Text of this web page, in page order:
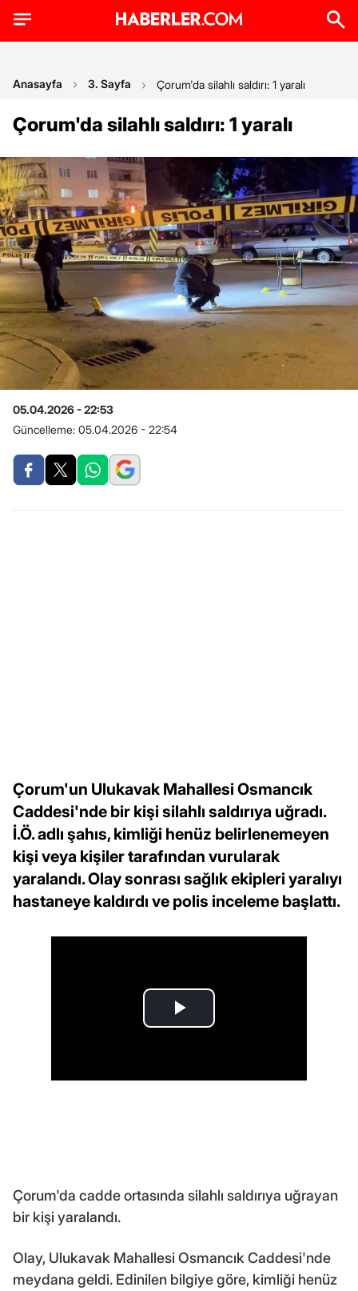
Anasayfa 3. Sayfa Çorum'da silahlı saldırı: 1 yaralı
Çorum'da silahlı saldırı: 1 yaralı
05.04.2026 - 22:53
Güncelleme: 05.04.2026 - 22:54
Çorum'un Ulukavak Mahallesi Osmancık
Caddesi'nde bir kişi silahlı saldırıya uğradı.
İ.Ö. adlı şahıs, kimliği henüz belirlenemeyen
kişi veya kişiler tarafından vurularak
yaralandı. Olay sonrası sağlık ekipleri yaralıyı
hastaneye kaldırdı ve polis inceleme başlattı.
Çorum'da cadde ortasında silahlı saldırıya uğrayan
bir kişi yaralandı.
Olay, Ulukavak Mahallesi Osmancık Caddesi'nde
meydana geldi. Edinilen bilgiye göre, kimliği henüz